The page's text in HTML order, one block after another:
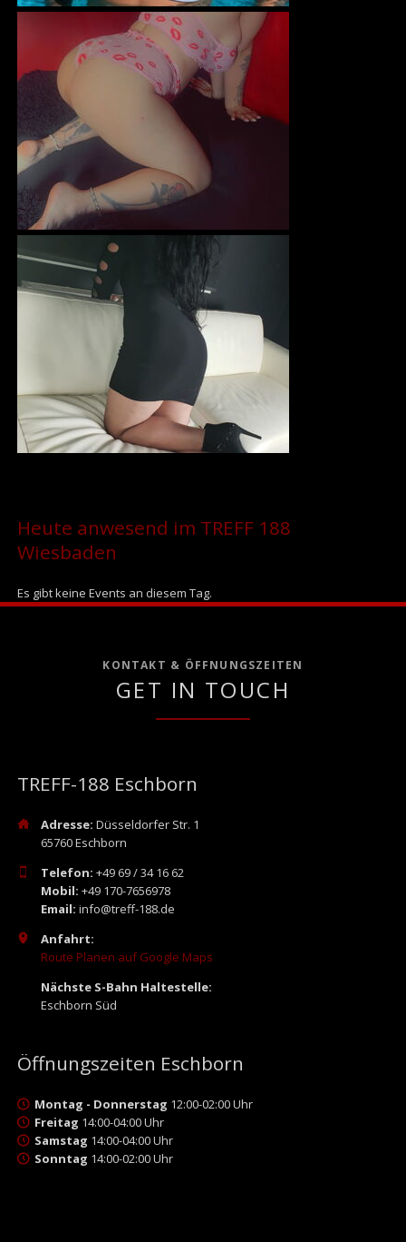
Heute anwesend im TREFF 188
Wiesbaden
Es gibt keine Events an diesem Tag.
KONTAKT & ÖFFNUNGSZEITEN
GET IN TOUCH
TREFF-188 Eschborn
Adresse: Düsseldorfer Str. 1
65760 Eschborn
Telefon: +49 69 / 34 16 62
Mobil: +49 170-7656978
Email: info@treff-188.de
Anfahrt:
Route Planen auf Google Maps
Nächste S-Bahn Haltestelle:
Eschborn Süd
Öffnungszeiten Eschborn
Montag - Donnerstag 12:00-02:00 Uhr
Freitag 14:00-04:00 Uhr
Samstag 14:00-04:00 Uhr
Sonntag 14:00-02:00 Uhr